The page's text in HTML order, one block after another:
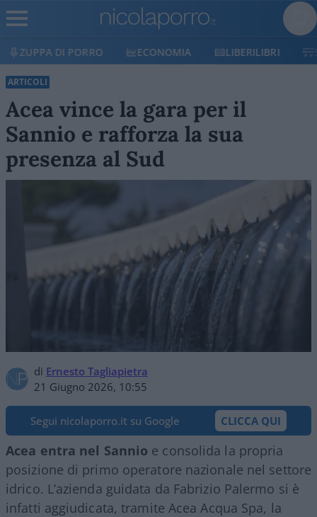
ECONOMIA LIBERILIBRI SHOP SOSTIENICI
ARTICOLI
Acea vince la gara per il
Sannio e rafforza la sua
presenza al Sud
di Ernesto Tagliapietra
21 Giugno 2026, 10:55
Segui nicolaporro.it su Google CLICCA QUI
Acea entra nel Sannio e consolida la propria
posizione di primo operatore nazionale nel settore
idrico. L’azienda guidata da Fabrizio Palermo si è
infatti aggiudicata, tramite Acea Acqua Spa, la